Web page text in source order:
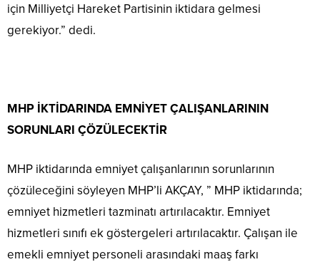
için Milliyetçi Hareket Partisinin iktidara gelmesi
gerekiyor.” dedi.
MHP İKTİDARINDA EMNİYET ÇALIŞANLARININ
SORUNLARI ÇÖZÜLECEKTİR
MHP iktidarında emniyet çalışanlarının sorunlarının
çözüleceğini söyleyen MHP’li AKÇAY, ” MHP iktidarında;
emniyet hizmetleri tazminatı artırılacaktır. Emniyet
hizmetleri sınıfı ek göstergeleri artırılacaktır. Çalışan ile
emekli emniyet personeli arasındaki maaş farkı